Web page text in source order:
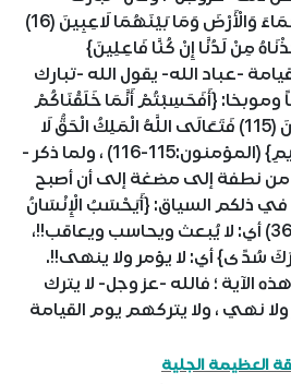
وتعالى-: {وَمَا خَلَقْنَا السَّمَاءَ وَالْأَرْضَ وَمَا بَيْنَهُمَا لَاعِبِينَ (16)
مِنْ لَدُنَّا إِنْ كُنَّا فَاعِلِينَ}
ويوم القيامة -عباد الله- يقول الله -تبارك
وموبخا: {أَفَحَسِبْتُمْ أَنَّمَا خَلَقْنَاكُمْ
عَبَثًا وَأَنَّكُمْ إِلَيْنَا لَا تُرْجَعُونَ (115) فَتَعَالَى اللَّهُ الْمَلِكُ الْحَقُّ لَا
إِلَهَ إِلَّا هُوَ رَبُّ الْعَرْشِ الْكَرِيمِ} (المؤمنون:115-116) ، ولما ذكر -
من نطفة إلى مضغة إلى أن أصبح
في ذلكم السياق: {أَيَحْسَبُ الْإِنْسَانُ
أَنْ يُتْرَكَ سُدًى} (القيامة:36) أي: لا يُبعث ويحاسب ويعاقب!!،
سُدًى} أي: لا يؤمر ولا ينهى!!.
الآية ؛ فالله -عز وجل- لا يترك
نهي ، ولا يتركهم يوم القيامة
العظيمة الجلية